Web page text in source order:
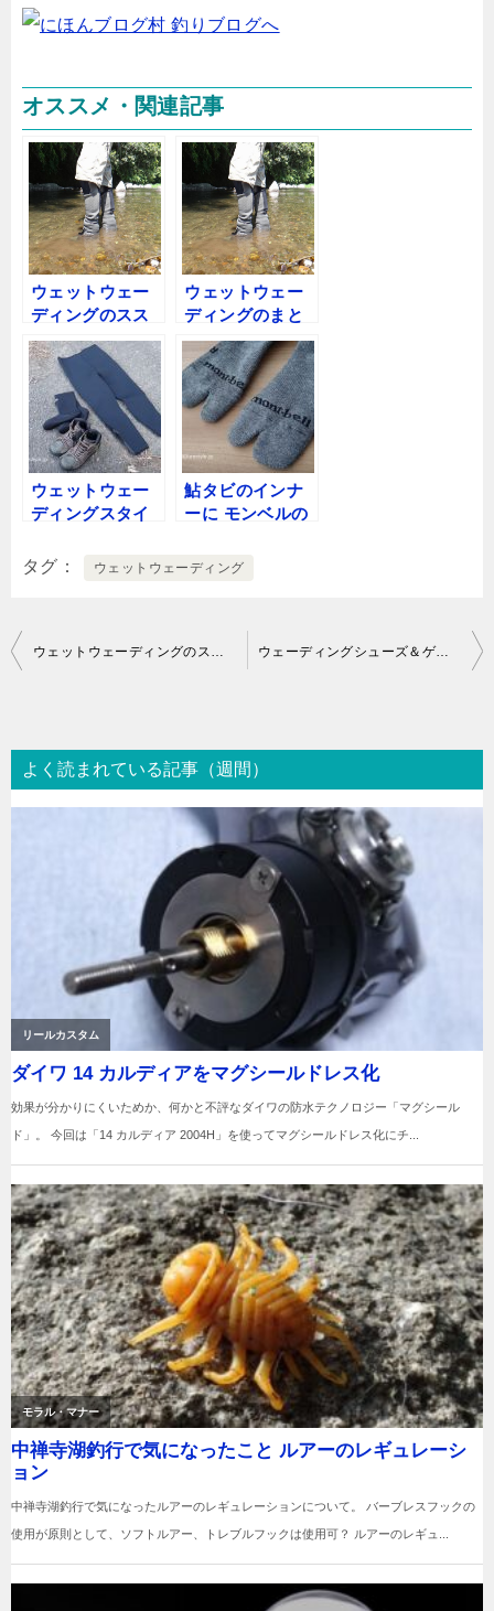
オススメ・関連記事
ウェットウェー
ディングのスス
メ
ウェットウェー
ディングのまと
め
ウェットウェー
ディングスタイ
鮎タビのインナ
ーに モンベルの
ムソックス
タグ ウェットウェーディング
投
ビ
ゲ
ウェットウェーディングのススメ ウェーディングシューズ＆ゲーターの痛み具合
よく読まれている記事（週間）